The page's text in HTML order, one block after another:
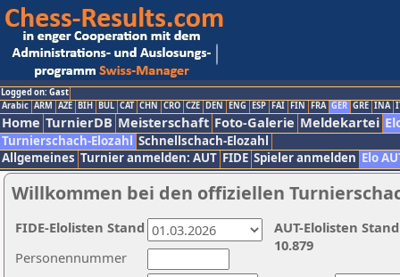
Logged on: Gast
Arabic ARM AZE BIH BUL CAT CHN CRO CZE DEN ENG ESP FAI FIN FRA GER GRE INA
Home TurnierDB Meisterschaft Foto-Galerie Meldekartei
Turnierschach-Elozahl Schnellschach-Elozahl
Allgemeines Turnier anmelden: AUT FIDE Spieler anmelden Elo
Willkommen bei den offiziellen
Personennummer
AUT-Elolisten
10.879
FIDE-Elolisten Stand